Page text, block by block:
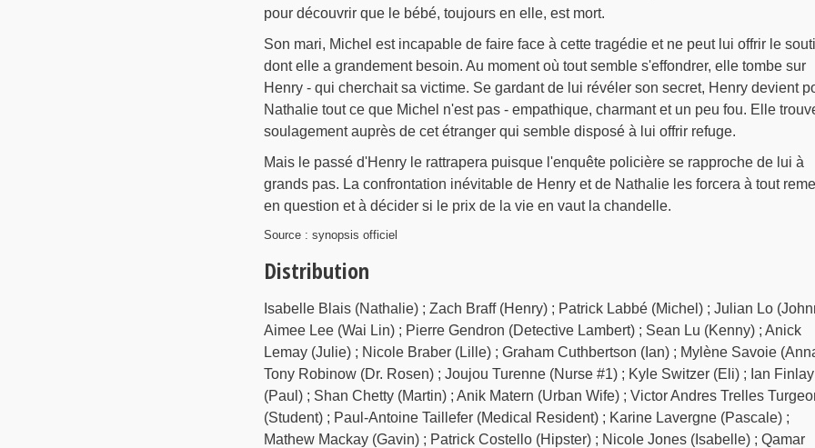
pour découvrir que le bébé, toujours en elle, est mort.
Son mari, Michel est incapable de faire face à cette tragédie et ne peut lui offrir le
dont elle a grandement besoin. Au moment où tout semble s'effondrer, elle tombe sur
Henry - qui cherchait sa victime. Se gardant de lui révéler son secret, Henry devient
Nathalie tout ce que Michel n'est pas - empathique, charmant et un peu fou. Elle
soulagement auprès de cet étranger qui semble disposé à lui offrir refuge.
Mais le passé d'Henry le rattrapera puisque l'enquête policière se rapproche de lui à
grands pas. La confrontation inévitable de Henry et de Nathalie les forcera à tout
en question et à décider si le prix de la vie en vaut la chandelle.
Source : synopsis officiel
Distribution
Isabelle Blais (Nathalie) ; Zach Braff (Henry) ; Patrick Labbé (Michel) ; Julian Lo
Aimee Lee (Wai Lin) ; Pierre Gendron (Detective Lambert) ; Sean Lu (Kenny) ; Anick
Lemay (Julie) ; Nicole Braber (Lille) ; Graham Cuthbertson (Ian) ; Mylène Savoie
Tony Robinow (Dr. Rosen) ; Joujou Turenne (Nurse #1) ; Kyle Switzer (Eli) ; Ian Finlay
(Paul) ; Shan Chetty (Martin) ; Anik Matern (Urban Wife) ; Victor Andres Trelles
(Student) ; Paul-Antoine Taillefer (Medical Resident) ; Karine Lavergne (Pascale) ;
Mathew Mackay (Gavin) ; Patrick Costello (Hipster) ; Nicole Jones (Isabelle) ; Qamar